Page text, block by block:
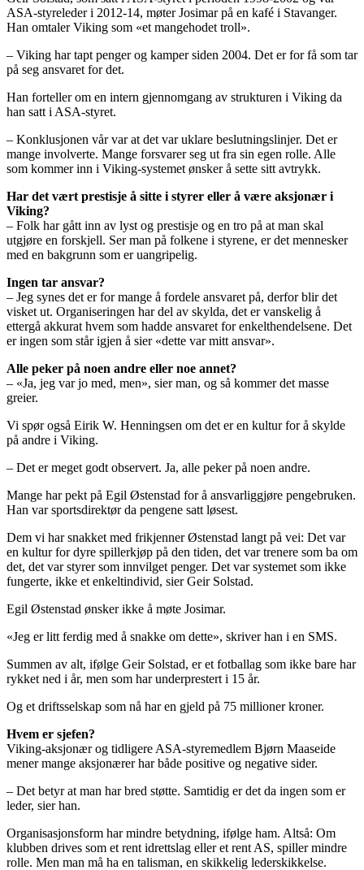
ASA-styreleder i 2012-14, møter Josimar på en kafé i Stavanger.
Han omtaler Viking som «et mangehodet troll».
– Viking har tapt penger og kamper siden 2004. Det er for få som tar
på seg ansvaret for det.
Han forteller om en intern gjennomgang av strukturen i Viking da
han satt i ASA-styret.
– Konklusjonen vår var at det var uklare beslutningslinjer. Det er
mange involverte. Mange forsvarer seg ut fra sin egen rolle. Alle
som kommer inn i Viking-systemet ønsker å sette sitt avtrykk.
Har det vært prestisje å sitte i styrer eller å være aksjonær i
Viking?
– Folk har gått inn av lyst og prestisje og en tro på at man skal
utgjøre en forskjell. Ser man på folkene i styrene, er det mennesker
med en bakgrunn som er uangripelig.
Ingen tar ansvar?
– Jeg synes det er for mange å fordele ansvaret på, derfor blir det
visket ut. Organiseringen har del av skylda, det er vanskelig å
ettergå akkurat hvem som hadde ansvaret for enkelthendelsene. Det
er ingen som står igjen å sier «dette var mitt ansvar».
Alle peker på noen andre eller noe annet?
– «Ja, jeg var jo med, men», sier man, og så kommer det masse
greier.
Vi spør også Eirik W. Henningsen om det er en kultur for å skylde
på andre i Viking.
– Det er meget godt observert. Ja, alle peker på noen andre.
Mange har pekt på Egil Østenstad for å ansvarliggjøre pengebruken.
Han var sportsdirektør da pengene satt løsest.
Dem vi har snakket med frikjenner Østenstad langt på vei: Det var
en kultur for dyre spillerkjøp på den tiden, det var trenere som ba om
det, det var styrer som innvilget penger. Det var systemet som ikke
fungerte, ikke et enkeltindivid, sier Geir Solstad.
Egil Østenstad ønsker ikke å møte Josimar.
«Jeg er litt ferdig med å snakke om dette», skriver han i en SMS.
Summen av alt, ifølge Geir Solstad, er et fotballag som ikke bare har
rykket ned i år, men som har underprestert i 15 år.
Og et driftsselskap som nå har en gjeld på 75 millioner kroner.
Hvem er sjefen?
Viking-aksjonær og tidligere ASA-styremedlem Bjørn Maaseide
mener mange aksjonærer har både positive og negative sider.
– Det betyr at man har bred støtte. Samtidig er det da ingen som er
leder, sier han.
Organisasjonsform har mindre betydning, ifølge ham. Altså: Om
klubben drives som et rent idrettslag eller et rent AS, spiller mindre
rolle. Men man må ha en talisman, en skikkelig lederskikkelse.